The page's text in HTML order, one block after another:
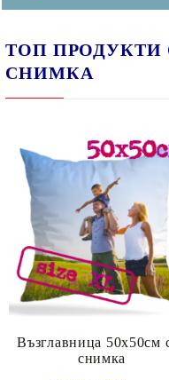
ТОП ПРОДУКТИ
СНИМКА
Възглавница 50х50см
снимка